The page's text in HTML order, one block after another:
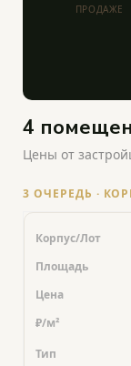
ПРОДАЖЕ
4
Цены от
3 ОЧЕРЕДЬ ·